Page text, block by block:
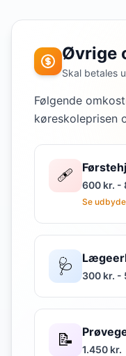
Øvrige
Skal betales
Følgende
køreskoleprisen
🩹 600 kr. -
Se
🩺 300 kr. -
📝 1.450 kr.